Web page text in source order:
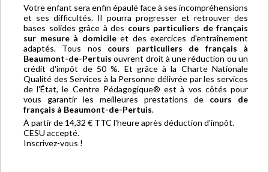
Votre enfant sera enfin épaulé face à ses incompréhensions
et ses difficultés. Il pourra progresser et retrouver des
bases solides grâce à des cours particuliers de français
sur mesure à domicileet des exercices d'entraînement
adaptés. Tous nos cours particuliers de français à
Beaumont-de-Pertuis ouvrent droit à une réduction ou un
crédit d'impôt de 50 %. Et grâce à la Charte Nationale
Qualité des Services à la Personne délivrée par les services
de l'État, le Centre Pédagogique® est à vos côtés pour
vous garantir les meilleures prestations de cours de
français à Beaumont-de-Pertuis.
À partir de 14,32 € TTC l'heure après déduction d'impôt.
CESU accepté.
Inscrivez-vous !